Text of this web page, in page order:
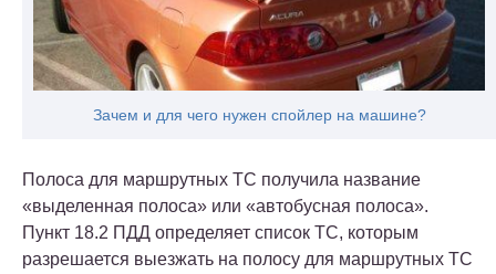
Зачем и для чего нужен спойлер на машине?
Полоса для маршрутных ТС получила название
«выделенная полоса» или «автобусная полоса».
Пункт 18.2 ПДД определяет список ТС, которым
разрешается выезжать на полосу для маршрутных ТС